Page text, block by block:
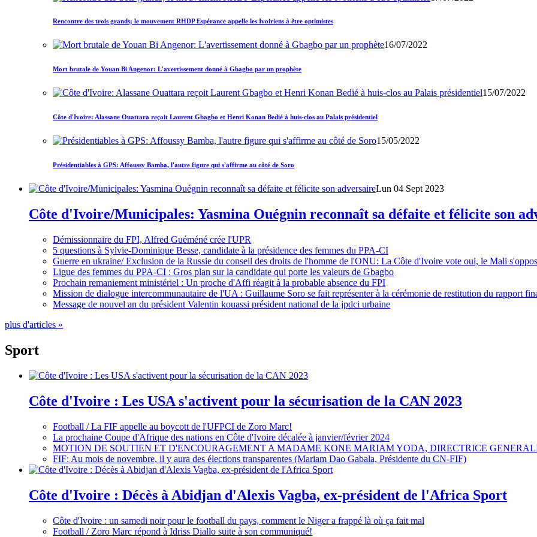
Rencontre des trois grands; le mouvement RHDP Espérance appelle les Ivoiriens à être optimistes
16/07/2022
Mort brutale de Youan Bi Angenor: L'avertissement donné à Gbagbo par un prophète
15/07/2022
Côte d'Ivoire: Alassane Ouattara reçoit Laurent Gbagbo et Henri Konan Bedié à huis-clos au Palais présidentiel
15/05/2022
Présidentiables à GPS: Affoussy Bamba, l'autre figure qui s'affirme au côté de Soro
Lun 04 Sept 2023
Côte d'Ivoire/Municipales: Yasmina Ouégnin reconnaît sa défaite et félicite son
Démissionnaire du FPI, Alfred Guéméné crée l'UPR
5 questions à Sylvie-Dominique Besse, candidate à la présidence des femmes du PPA-CI
Guerre en ukraine/ Exclusion de la Russie du conseil des droits de l'homme de l'ONU: La Côte d'Ivoire vote oui, le Mali
Ligue des femmes du PPA-CI : Gros plan sur la candidate qui porte les valeurs de Gbagbo
Prochain remaniement ministériel : Un proche d'Affi réagit à la probable absence du FPI
Mission de dialogue intercommunautaire de l'UA : Guillaume Soro se fait représenter à la cérémonie de restitution du rapport
Message de nouvel an du président Valentin kouassi président national de la jpdci urbaine
plus d'articles »
Sport
Côte d'Ivoire : Les USA s'activent pour la sécurisation de la CAN 2023
Football / La FIF appelle au boycott de l'UFPCI de Zoro Marc!
La prochaine Coupe d'Afrique des nations en Côte d'Ivoire décalée à janvier/février 2024
MOTION DE SOUTIEN ET D'ENCOURAGEMENT A MADAME KONE MARIAM YODA, DIRECTRICE
FIF: Au mois de novembre, il y aura des élections transparentes (Mariam Dao Gabala, Présidente du CN-FIF)
Côte d'Ivoire : Décès à Abidjan d'Alexis Vagba, ex-président de l'Africa Sport
Côte d'Ivoire : un samedi noir pour le football du pays, comment le Niger a frappé là où ça fait mal
Football / Zoro Marc répond à Idriss Diallo suite à son communiqué!